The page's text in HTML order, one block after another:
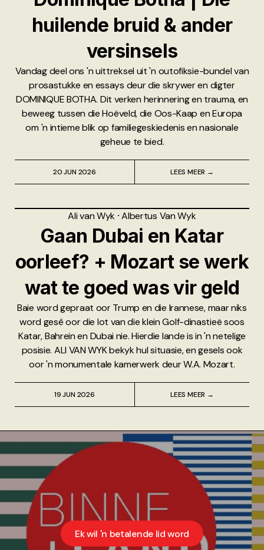
huilende bruid & ander
versinsels
Vandag deel ons 'n uittreksel uit 'n outofiksie-bundel van
prosastukke en essays deur die skrywer en digter
DOMINIQUE BOTHA. Dit verken herinnering en trauma, en
beweeg tussen die Hoëveld, die Oos-Kaap en Europa
om 'n intieme blik op familiegeskiedenis en nasionale
geheue te bied.
20 JUN 2026 LEES MEER →
Ali van Wyk ⸱Albertus Van Wyk
Gaan Dubai en Katar
oorleef? + Mozart se werk
wat te goed was vir geld
Baie word gepraat oor Trump en die Irannese, maar niks
word gesê oor die lot van die klein Golf-dinastieë soos
Katar, Bahrein en Dubai nie. Hierdie lande is in 'n netelige
posisie. ALI VAN WYK bekyk hul situasie, en gesels ook
oor 'n monumentale kamerwerk deur W.A. Mozart.
19 JUN 2026 LEES MEER →
Ek wil 'n betalende lid word